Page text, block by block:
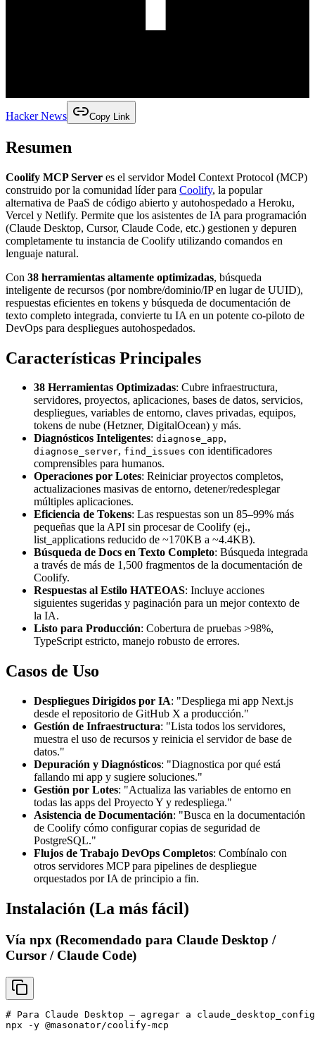
Hacker News Copy Link
Resumen
Coolify MCP Server es el servidor Model Context Protocol (MCP)
construido por la comunidad líder para Coolify, la popular
alternativa de PaaS de código abierto y autohospedado a Heroku,
Vercel y Netlify. Permite que los asistentes de IA para programación
(Claude Desktop, Cursor, Claude Code, etc.) gestionen y depuren
completamente tu instancia de Coolify utilizando comandos en
lenguaje natural.
Con 38 herramientas altamente optimizadas, búsqueda
inteligente de recursos (por nombre/dominio/IP en lugar de UUID),
respuestas eficientes en tokens y búsqueda de documentación de
texto completo integrada, convierte tu IA en un potente co-piloto de
DevOps para despliegues autohospedados.
Características Principales
38 Herramientas Optimizadas: Cubre infraestructura,
servidores, proyectos, aplicaciones, bases de datos, servicios,
despliegues, variables de entorno, claves privadas, equipos,
tokens de nube (Hetzner, DigitalOcean) y más.
Diagnósticos Inteligentes: diagnose_app,
diagnose_server, find_issues con identificadores
comprensibles para humanos.
Operaciones por Lotes: Reiniciar proyectos completos,
actualizaciones masivas de entorno, detener/redesplegar
múltiples aplicaciones.
Eficiencia de Tokens: Las respuestas son un 85–99% más
pequeñas que la API sin procesar de Coolify (ej.,
list_applications reducido de ~170KB a ~4.4KB).
Búsqueda de Docs en Texto Completo: Búsqueda integrada
a través de más de 1,500 fragmentos de la documentación de
Coolify.
Respuestas al Estilo HATEOAS: Incluye acciones
siguientes sugeridas y paginación para un mejor contexto de
la IA.
Listo para Producción: Cobertura de pruebas >98%,
TypeScript estricto, manejo robusto de errores.
Casos de Uso
Despliegues Dirigidos por IA: "Despliega mi app Next.js
desde el repositorio de GitHub X a producción."
Gestión de Infraestructura: "Lista todos los servidores,
muestra el uso de recursos y reinicia el servidor de base de
datos."
Depuración y Diagnósticos: "Diagnostica por qué está
fallando mi app y sugiere soluciones."
Gestión por Lotes: "Actualiza las variables de entorno en
todas las apps del Proyecto Y y redespliega."
Asistencia de Documentación: "Busca en la documentación
de Coolify cómo configurar copias de seguridad de
PostgreSQL."
Flujos de Trabajo DevOps Completos: Combínalo con
otros servidores MCP para pipelines de despliegue
orquestados por IA de principio a fin.
Instalación (La más fácil)
Vía npx (Recomendado para Claude Desktop /
Cursor / Claude Code)
# Para Claude Desktop – agregar a